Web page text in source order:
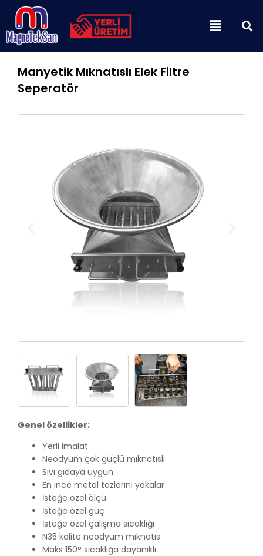
İçeriğe
Menu
Manyetik Mıknatıslı Elek Filtre
Seperatör
Genel özellikler;
Yerli imalat
Neodyum çok güçlü mıknatıslı
Sıvı gıdaya uygun
En ince metal tozlarını yakalar
İsteğe özel ölçü
İsteğe özel güç
İsteğe özel çalışma sıcaklığı
N35 kalite neodyum mıknatıs
Maks 150° sıcaklığa dayanıklı